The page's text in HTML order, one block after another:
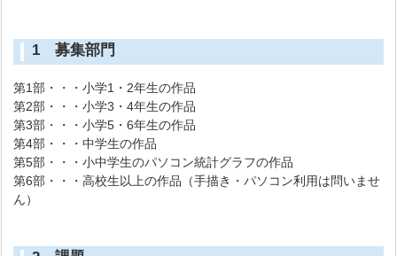
1 募集部門
第1部・・・小学1・2年生の作品
第2部・・・小学3・4年生の作品
第3部・・・小学5・6年生の作品
第4部・・・中学生の作品
第5部・・・小中学生のパソコン統計グラフの作品
第6部・・・高校生以上の作品（手描き・パソコン利用は問いませ
ん）